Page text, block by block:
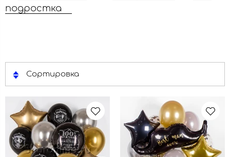
подростка
Сортировка